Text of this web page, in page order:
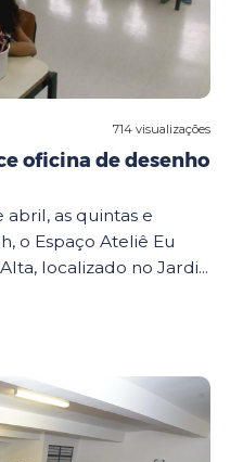
714 visualizações
oficina de desenho
abril, as quintas e
o Espaço Ateliê Eu
localizado no Jardi...